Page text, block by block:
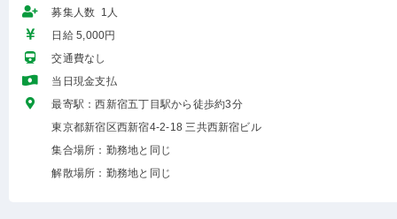
募集人数 1人
日給 5,000円
交通費なし
当日現金支払
最寄駅：西新宿五丁目駅から徒歩約3分
東京都新宿区西新宿4-2-18 三共西新宿ビル
集合場所：勤務地と同じ
解散場所：勤務地と同じ